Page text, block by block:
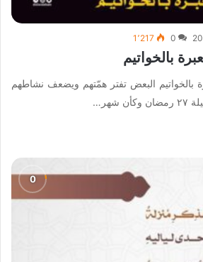
0 1٬217
بالخواتيم
بالخواتيم البعض تفتر همّتهم ويضعف نشاطهم